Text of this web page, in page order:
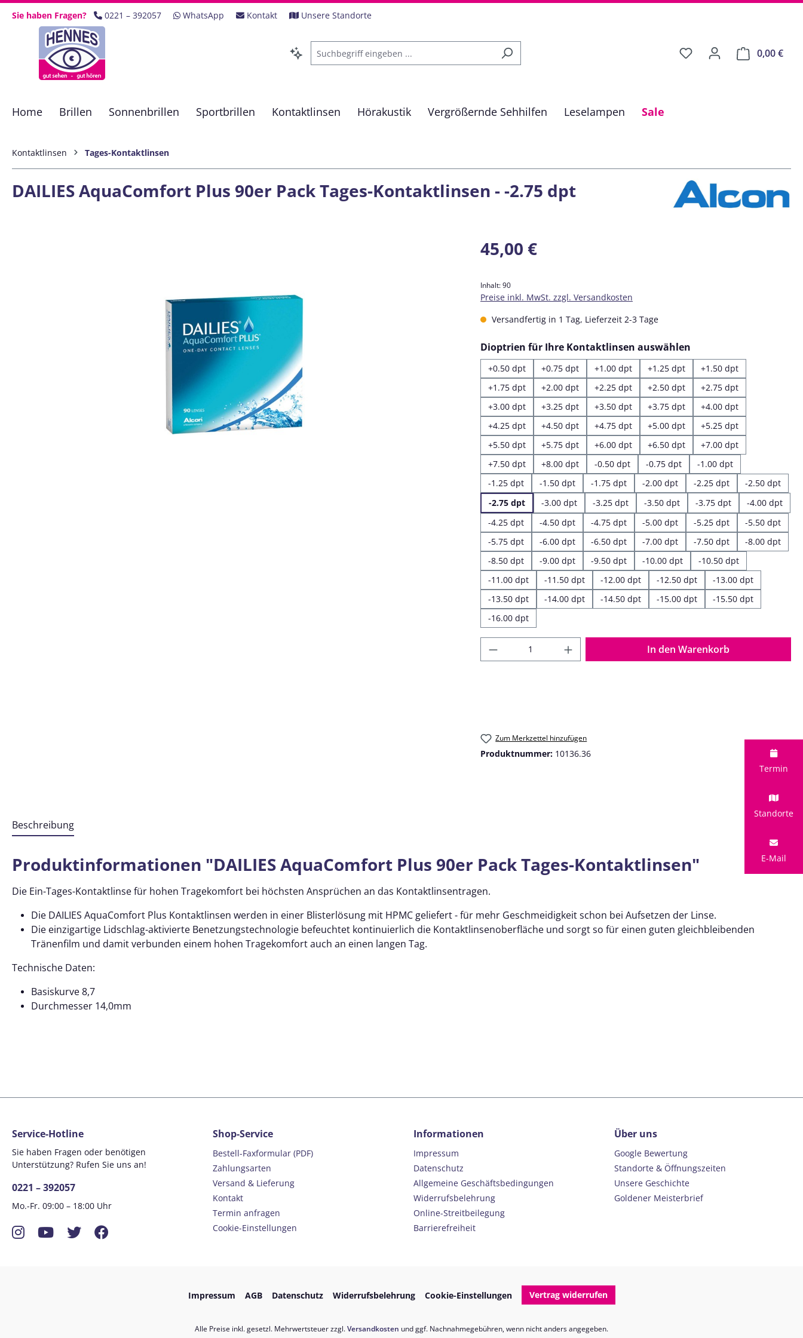
Hauptinhalt springen
Zur Suche springen
Zur Hauptnavigation springen
Sie haben Fragen? 0221 – 392057 WhatsApp Kontakt Unsere Standorte
0,00 €
Home Brillen Sonnenbrillen Sportbrillen Kontaktlinsen Hörakustik Vergrößernde Sehhilfen Leselampen Sale
Kontaktlinsen Tages-Kontaktlinsen
DAILIES AquaComfort Plus 90er Pack Tages-Kontaktlinsen - -2.75 dpt
Regulärer Preis:
45,00 €
Inhalt:90
Preise inkl. MwSt. zzgl. Versandkosten
Versandfertig in 1 Tag, Lieferzeit 2-3 Tage
Dioptrien für Ihre Kontaktlinsen auswählen
+0.50 dpt +0.75 dpt +1.00 dpt +1.25 dpt
+1.50 dpt
+1.75 dpt
+2.00 dpt +2.25 dpt +2.50 dpt
+2.75 dpt
+3.00 dpt
+3.25 dpt +3.50 dpt +3.75 dpt
+4.00 dpt
+4.25 dpt
+4.50 dpt +4.75 dpt +5.00 dpt
+5.25 dpt
+5.50 dpt
+5.75 dpt +6.00 dpt +6.50 dpt
+7.00 dpt
+7.50 dpt
+8.00 dpt -0.50 dpt -0.75 dpt
-1.00 dpt
-1.25 dpt
-1.50 dpt -1.75 dpt -2.00 dpt -2.25 dpt
-2.50 dpt
-2.75 dpt
-3.00 dpt -3.25 dpt -3.50 dpt -3.75 dpt
-4.00 dpt
-4.25 dpt
-4.50 dpt -4.75 dpt -5.00 dpt -5.25 dpt
-5.50 dpt
-5.75 dpt
-6.00 dpt -6.50 dpt -7.00 dpt -7.50 dpt
-8.00 dpt
-8.50 dpt
-9.00 dpt -9.50 dpt -10.00 dpt
-10.50 dpt
-11.00 dpt
-11.50 dpt -12.00 dpt -12.50 dpt
-13.00 dpt
-13.50 dpt
-14.00 dpt -14.50 dpt -15.00 dpt
-15.50 dpt
-16.00 dpt
Produkt Anzahl: Gib den gewünschten Wert
In den Warenkorb
Zum Merkzettel hinzufügen
Produktnummer: 10136.36
Beschreibung
Produktinformationen "DAILIES AquaComfort Plus 90er Pack Tages-Kontaktlinsen"
Die Ein-Tages-Kontaktlinse für hohen Tragekomfort bei höchsten Ansprüchen an das Kontaktlinsentragen.
Die DAILIES AquaComfort Plus Kontaktlinsen werden in einer Blisterlösung mit HPMC geliefert - für mehr Geschmeidigkeit schon bei Aufsetzen der Linse.
Die einzigartige Lidschlag-aktivierte Benetzungstechnologie befeuchtet kontinuierlich die Kontaktlinsenoberfläche und sorgt so für einen guten gleichbleibenden
Tränenfilm und damit verbunden einem hohen Tragekomfort auch an einen langen Tag.
Technische Daten:
Basiskurve 8,7
Durchmesser 14,0mm
Termin
Standorte
E-Mail
Service-Hotline
Sie haben Fragen oder benötigen
Unterstützung? Rufen Sie uns an!
0221 – 392057
Mo.-Fr. 09:00 – 18:00 Uhr
InstagramYouTube
Twitter
Shop-Service
Bestell-Faxformular (PDF)
Zahlungsarten
Versand & Lieferung
Kontakt
Termin anfragen
Cookie-Einstellungen
Informationen
Impressum
Datenschutz
Allgemeine Geschäftsbedingungen
Widerrufsbelehrung
Online-Streitbeilegung
Barrierefreiheit
Über uns
Google Bewertung
Standorte & Öffnungszeiten
Unsere Geschichte
Goldener Meisterbrief
Impressum AGB Datenschutz Widerrufsbelehrung Cookie-Einstellungen Vertrag widerrufen
Alle Preise inkl. gesetzl. Mehrwertsteuer zzgl.Versandkosten und ggf. Nachnahmegebühren, wenn nicht anders angegeben.